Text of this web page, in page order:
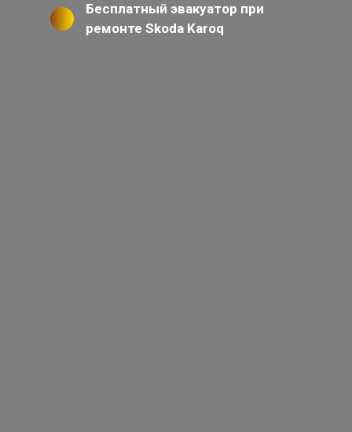
Бесплатный эвакуатор при
ремонте Skoda Karoq